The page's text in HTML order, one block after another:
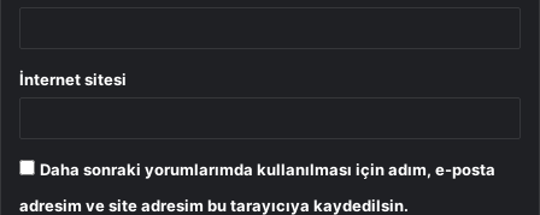
İnternet sitesi
Daha sonraki yorumlarımda kullanılması için adım, e-posta
adresim ve site adresim bu tarayıcıya kaydedilsin.